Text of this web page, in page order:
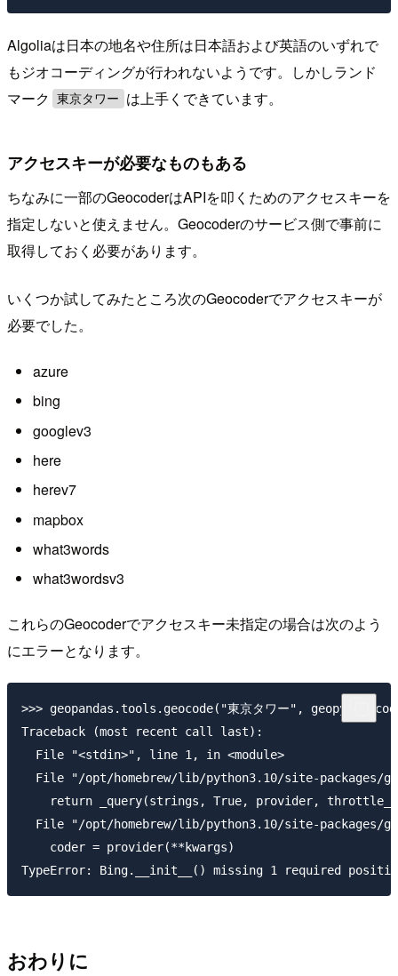
Algoliaは日本の地名や住所は日本語および英語のいずれで
もジオコーディングが行われないようです。しかしランド
マーク
東京タワー は上手くできています。
アクセスキーが必要なものもある
ちなみに一部のGeocoderはAPIを叩くためのアクセスキーを
指定しないと使えません。Geocoderのサービス側で事前に
取得しておく必要があります。
いくつか試してみたところ次のGeocoderでアクセスキーが
必要でした。
azure
bing
googlev3
here
herev7
mapbox
what3words
what3wordsv3
これらのGeocoderでアクセスキー未指定の場合は次のよう
にエラーとなります。
>>> geopandas.tools.geocode("東京タワー",
Traceback (most recent call last):
  File "<stdin>", line 1, in <module>
File "/opt/homebrew/lib/python3.10/site-packages/
return _query(strings, True, provider,
File "/opt/homebrew/lib/python3.10/site-packages/
    coder = provider(**kwargs)
おわりに